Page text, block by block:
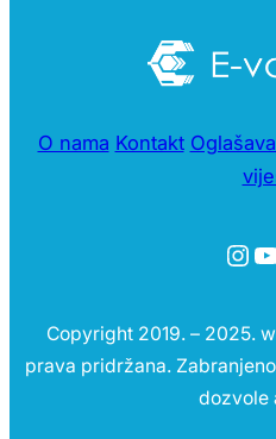
O nama Kontakt
Copyright 2019. – 2025.
prava pridržana.
dozvole